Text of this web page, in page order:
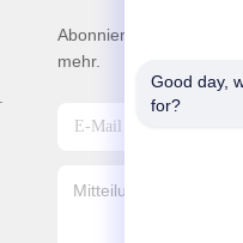
Abonnieren Sie
mehr.
Good day,
for?